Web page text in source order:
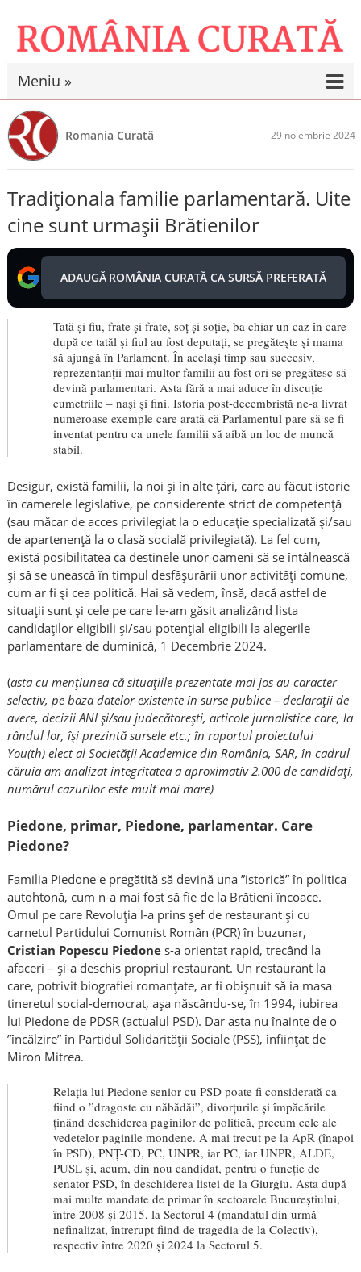
Meniu »
Romania Curată 29 noiembrie 2024
Tradiționala familie parlamentară. Uite
cine sunt urmașii Brătienilor
ADAUGĂ ROMÂNIA CURATĂ CA SURSĂ PREFERATĂ
Tată și fiu, frate și frate, soț și soție, ba chiar un caz în care
după ce tatăl și fiul au fost deputați, se pregătește și mama
să ajungă în Parlament. În același timp sau succesiv,
reprezentanții mai multor familii au fost ori se pregătesc să
devină parlamentari. Asta fără a mai aduce în discuție
cumetriile – nași și fini. Istoria post-decembristă ne-a livrat
numeroase exemple care arată că Parlamentul pare să se fi
inventat pentru ca unele familii să aibă un loc de muncă
stabil.
Desigur, există familii, la noi și în alte țări, care au făcut istorie
în camerele legislative, pe considerente strict de competență
(sau măcar de acces privilegiat la o educație specializată și/sau
de apartenență la o clasă socială privilegiată). La fel cum,
există posibilitatea ca destinele unor oameni să se întâlnească
și să se unească în timpul desfășurării unor activități comune,
cum ar fi și cea politică. Hai să vedem, însă, dacă astfel de
situații sunt și cele pe care le-am găsit analizând lista
candidaților eligibili și/sau potențial eligibili la alegerile
parlamentare de duminică, 1 Decembrie 2024.
(asta cu mențiunea că situațiile prezentate mai jos au caracter
selectiv, pe baza datelor existente în surse publice – declarații de
avere, decizii ANI și/sau judecătorești, articole jurnalistice care, la
rândul lor, își prezintă sursele etc.; în raportul proiectului
You(th) elect al Societății Academice din România, SAR, în cadrul
căruia am analizat integritatea a aproximativ 2.000 de candidați,
numărul cazurilor este mult mai mare)
Piedone, primar, Piedone, parlamentar. Care
Piedone?
Familia Piedone e pregătită să devină una ”istorică” în politica
autohtonă, cum n-a mai fost să fie de la Brătieni încoace.
Omul pe care Revoluția l-a prins șef de restaurant și cu
carnetul Partidului Comunist Român (PCR) în buzunar,
Cristian Popescu Piedones-a orientat rapid, trecând la
afaceri – și-a deschis propriul restaurant. Un restaurant la
care, potrivit biografiei romanțate, ar fi obișnuit să ia masa
tineretul social-democrat, așa născându-se, în 1994, iubirea
lui Piedone de PDSR (actualul PSD). Dar asta nu înainte de o
”încălzire” în Partidul Solidarității Sociale (PSS), înființat de
Miron Mitrea.
Relația lui Piedone senior cu PSD poate fi considerată ca
fiind o ”dragoste cu năbădăi”, divorțurile și împăcările
ținând deschiderea paginilor de politică, precum cele ale
vedetelor paginile mondene. A mai trecut pe la ApR (înapoi
în PSD), PNȚ-CD, PC, UNPR, iar PC, iar UNPR, ALDE,
PUSL și, acum, din nou candidat, pentru o funcție de
senator PSD, în deschiderea listei de la Giurgiu. Asta după
mai multe mandate de primar în sectoarele Bucureștiului,
între 2008 și 2015, la Sectorul 4 (mandatul din urmă
nefinalizat, întrerupt fiind de tragedia de la Colectiv),
respectiv între 2020 și 2024 la Sectorul 5.